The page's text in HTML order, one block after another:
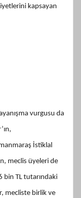
kapsayan
vurgusu da
İstiklal
meclis üyeleri de
TL tutarındaki
mecliste birlik ve